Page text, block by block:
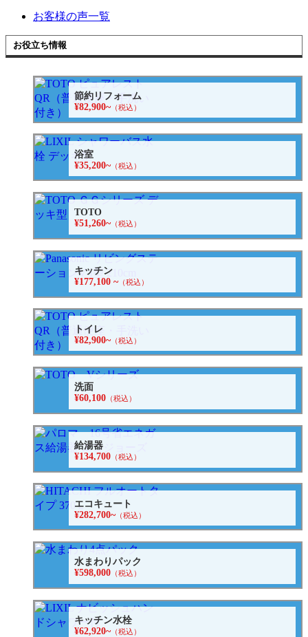
お客様の声一覧
お役立ち情報
節約リフォーム
¥82,900~（税込）
浴室
¥35,200~（税込）
TOTO
¥51,260~（税込）
キッチン
¥177,100 ~（税込）
トイレ
¥82,900~（税込）
洗面
¥60,100 （税込）
給湯器
¥134,700 （税込）
エコキュート
¥282,700~（税込）
水まわりパック
¥598,000 （税込）
キッチン水栓
¥62,920~（税込）